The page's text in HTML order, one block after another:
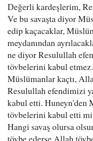
Değerli kardeşlerim,
Ve bu savaşta diyor
edip kaçacaklar,
meydanından
ne diyor Resulullah
tövbelerini kabul
Müslümanlar kaçtı,
Resulullah efendimizi
kabul etti. Huneyn'den
tövbelerini kabul etti
Hangi savaş olursa
tövbe ederse Allah